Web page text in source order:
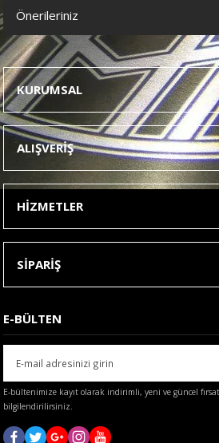
Önerileriniz
Bu ürünün fiyat bilgisi, resim, ürün
konularda yetersiz gördüğünüz
tarafımıza iletebilirsiniz.
Görüş ve önerileriniz için teşekkür ederiz.
Ürün resmi kalitesiz, bozuk veya
Ürün açıklamasında eksik bilgiler
Ürün bilgilerinde hatalar bulunuyor.
Ürün fiyatı diğer sitelerden daha pahalı.
Bu ürüne benzer farklı alternatifler
Gönder
KURUMSAL
ALIŞVERİŞ
HİZMETLER
SİPARİŞ
E-BÜLTEN
E-bültenimize kayıt olarak indirimli, yeni ve güncel
bilgilendirilirsiniz.